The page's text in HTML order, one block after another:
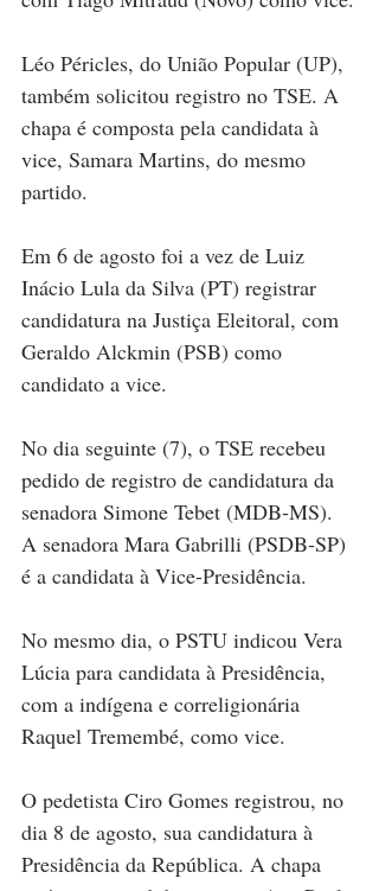
Léo Péricles, do União Popular (UP),
também solicitou registro no TSE. A
chapa é composta pela candidata à
vice, Samara Martins, do mesmo
partido.
Em 6 de agosto foi a vez de Luiz
Inácio Lula da Silva (PT) registrar
candidatura na Justiça Eleitoral, com
Geraldo Alckmin (PSB) como
candidato a vice.
No dia seguinte (7), o TSE recebeu
pedido de registro de candidatura da
senadora Simone Tebet (MDB-MS).
A senadora Mara Gabrilli (PSDB-SP)
é a candidata à Vice-Presidência.
No mesmo dia, o PSTU indicou Vera
Lúcia para candidata à Presidência,
com a indígena e correligionária
Raquel Tremembé, como vice.
O pedetista Ciro Gomes registrou, no
dia 8 de agosto, sua candidatura à
Presidência da República. A chapa